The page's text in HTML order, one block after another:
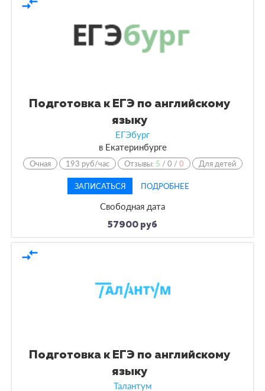
compare_arrows
Подготовка к ЕГЭ по английскому
языку
ЕГЭбург
вЕкатеринбурге
Очная 193 руб/час Отзывы: 5 /0 /0 Для детей
ЗАПИСАТЬСЯ ПОДРОБНЕЕ
Свободная дата
57900 руб
compare_arrows
Подготовка к ЕГЭ по английскому
языку
Талантум